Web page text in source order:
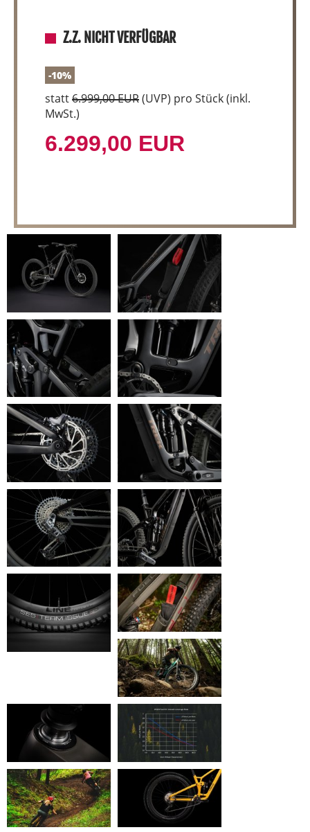
Z.Z. NICHT VERFÜGBAR
-10%
statt6.999,00 EUR(UVP) pro Stück (inkl.
MwSt.)
6.299,00 EUR